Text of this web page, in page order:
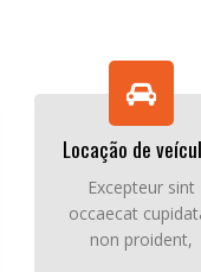
Locação de
Excepteur sint
occaecat
non proident,